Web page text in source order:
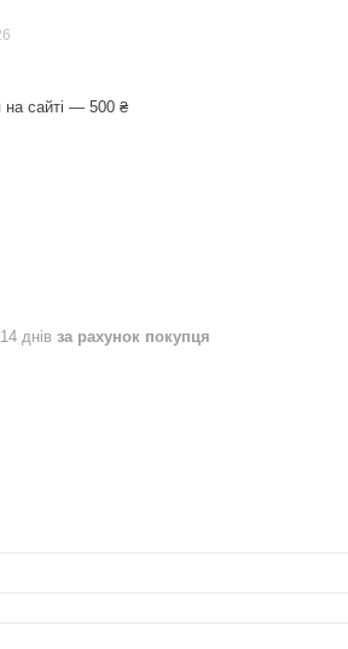
на сайті — 500 ₴
днів за рахунок покупця